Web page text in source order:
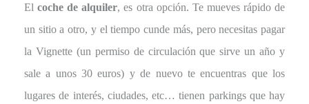
Elcoche de alquiler, es otra opción. Te mueves rápido de
un sitio a otro, y el tiempo cunde más, pero necesitas pagar
la Vignette (un permiso de circulación que sirve un año y
sale a unos 30 euros) y de nuevo te encuentras que los
lugares de interés, ciudades, etc… tienen parkings que hay